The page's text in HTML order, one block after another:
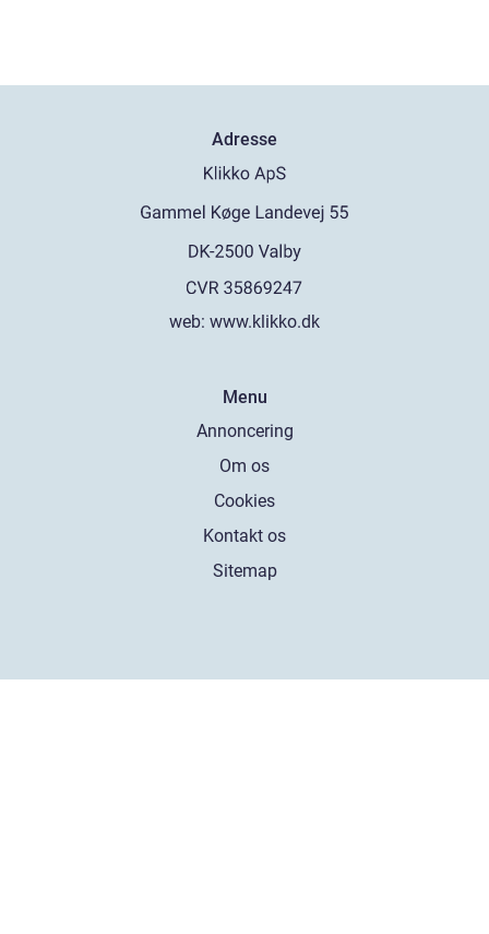
Adresse
web: www.klikko.dk
Menu
Annoncering
Om os
Cookies
Kontakt os
Sitemap